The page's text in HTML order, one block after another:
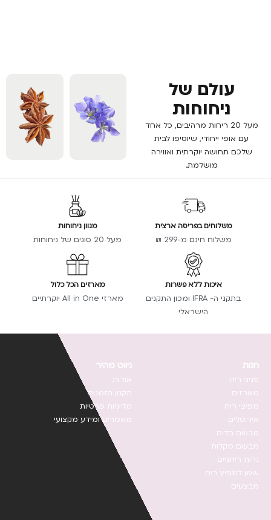
עולם של
ניחוחות
מעל 20 ריחות מרהיבים, כל אחד
עם אופי ייחודי, שיוסיפו לבית
שלכם תחושה יוקרתית ואווירה
מושלמת.
משלוחים בפריסה ארצית
משלוח חינם מ-299 ₪
מגוון ניחוחות
מעל 20 סוגים של ניחוחות
איכות ללא פשרות
בתקני ה- IFRA ומכון התקנים
הישראלי
מארזים הכל כלול
מארזי All in One יוקרתיים
חנות
פניני ריח
מארזים
מפיצי ריח
אירוסלים
מבשם בדים
מבשם מקלות
נרות ריחניים
שמן למפיץ ריח
מבצעים
ניווט מהיר
אודות
תקנון הזמנות
מדיניות פרטיות
מאמרים ומידע מקצועי